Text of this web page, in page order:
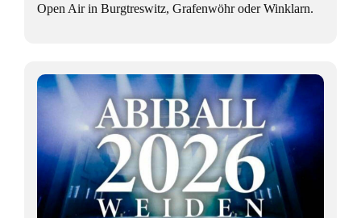
Open Air in Burgtreswitz, Grafenwöhr oder Winklarn.